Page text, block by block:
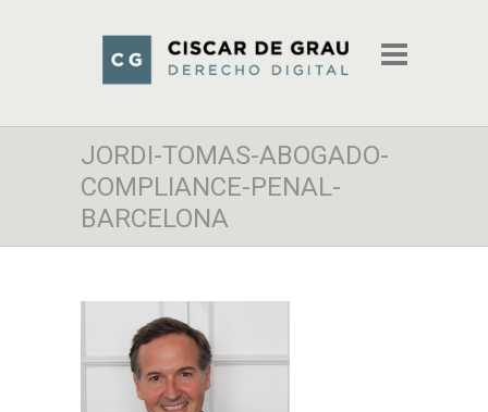
JORDI-TOMAS-ABOGADO-
COMPLIANCE-PENAL-
BARCELONA